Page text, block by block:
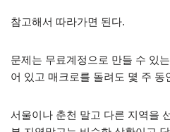
참고해서 따라가면 된다.
문제는 무료계정으로 만들 수 있
어 있고 매크로를 돌려도 몇 주 동
서울이나 춘천 말고 다른 지역을